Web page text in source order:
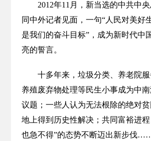
2012年11月，新当选的中共中
同中外记者见面，一句“人民对美好
是我们的奋斗目标”，成为新时代中
亮的誓言。
十多年来，垃圾分类、养老院
养殖废弃物处理等民生小事成为中
议题；一些人认为无法根除的绝对
地上得到历史性解决；共同富裕进程
也急不得”的态势不断迈出新步伐